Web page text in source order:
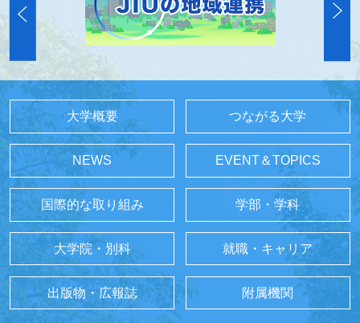
大学概要 つながる大学
NEWS EVENT＆TOPICS
国際的な取り組み 学部・学科
大学院・別科 就職・キャリア
出版物・広報誌 附属機関